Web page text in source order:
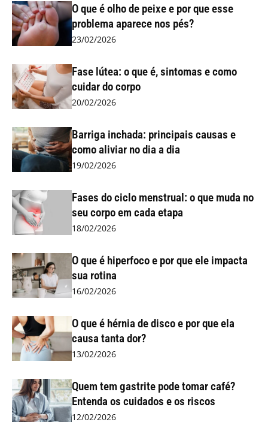
O que é olho de peixe e por que esse
problema aparece nos pés?
23/02/2026
Fase lútea: o que é, sintomas e como
cuidar do corpo
20/02/2026
Barriga inchada: principais causas e
como aliviar no dia a dia
19/02/2026
Fases do ciclo menstrual: o que muda no
seu corpo em cada etapa
18/02/2026
O que é hiperfoco e por que ele impacta
sua rotina
16/02/2026
O que é hérnia de disco e por que ela
causa tanta dor?
13/02/2026
Quem tem gastrite pode tomar café?
Entenda os cuidados e os riscos
12/02/2026